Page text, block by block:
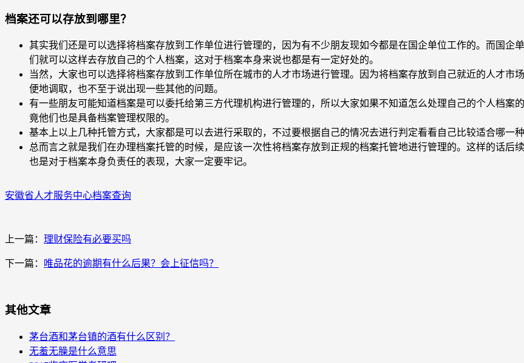
档案还可以存放到哪里？
其实我们还是可以选择将档案存放到工作单位进行管理的，因为有不少朋友现如今都是在国企单位工作的。而国企
们就可以这样去存放自己的个人档案，这对于档案本身来说也都是有一定好处的。
当然，大家也可以选择将档案存放到工作单位所在城市的人才市场进行管理。因为将档案存放到自己就近的人才市
便地调取，也不至于说出现一些其他的问题。
有一些朋友可能知道档案是可以委托给第三方代理机构进行管理的，所以大家如果不知道怎么处理自己的个人档案
竟他们也是具备档案管理权限的。
基本上以上几种托管方式，大家都是可以去进行采取的，不过要根据自己的情况去进行判定看看自己比较适合哪一种
总而言之就是我们在办理档案托管的时候，是应该一次性将档案存放到正规的档案托管地进行管理的。这样的话后
也是对于档案本身负责任的表现，大家一定要牢记。
安徽省人才服务中心档案查询
上一篇： 理财保险有必要买吗
下一篇： 唯品花的逾期有什么后果？会上征信吗？
其他文章
茅台酒和茅台镇的酒有什么区别？
无羞无臊是什么意思